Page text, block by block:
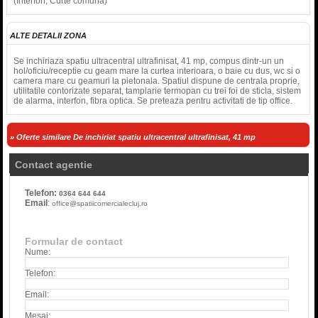
ALTE DETALII ZONA
Se inchiriaza spatiu ultracentral ultrafinisat, 41 mp, compus dintr-un un
hol/oficiu/receptie cu geam mare la curtea interioara, o baie cu dus, wc si o
camera mare cu geamuri la pietonala. Spatiul dispune de centrala proprie,
utilitatile contorizate separat, tamplarie termopan cu trei foi de sticla, sistem
de alarma, interfon, fibra optica. Se preteaza pentru activitati de tip office.
» Oferte similare De inchiriat spatiu ultracentral ultrafinisat, 41 mp
Contact agentie
Telefon:0364 644 644
Email :office@spatiicomercialecluj.ro
Formular de contact
Nume:
Telefon:
Email:
Mesaj: